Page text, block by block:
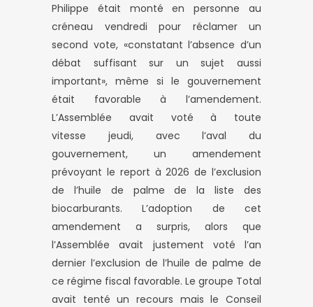
Philippe était monté en personne au
créneau vendredi pour réclamer un
second vote, «constatant l’absence d’un
débat suffisant sur un sujet aussi
important», même si le gouvernement
était favorable à l’amendement.
L’Assemblée avait voté à toute
vitesse jeudi, avec l’aval du
gouvernement, un amendement
prévoyant le report à 2026 de l’exclusion
de l’huile de palme de la liste des
biocarburants. L’adoption de cet
amendement a surpris, alors que
l’Assemblée avait justement voté l’an
dernier l’exclusion de l’huile de palme de
ce régime fiscal favorable. Le groupe Total
avait tenté un recours mais le Conseil